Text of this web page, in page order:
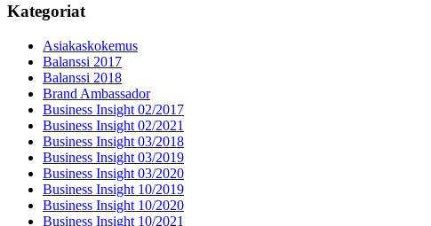
Kategoriat
Asiakaskokemus
Balanssi 2017
Balanssi 2018
Brand Ambassador
Business Insight 02/2017
Business Insight 02/2021
Business Insight 03/2018
Business Insight 03/2019
Business Insight 03/2020
Business Insight 10/2019
Business Insight 10/2020
Business Insight 10/2021